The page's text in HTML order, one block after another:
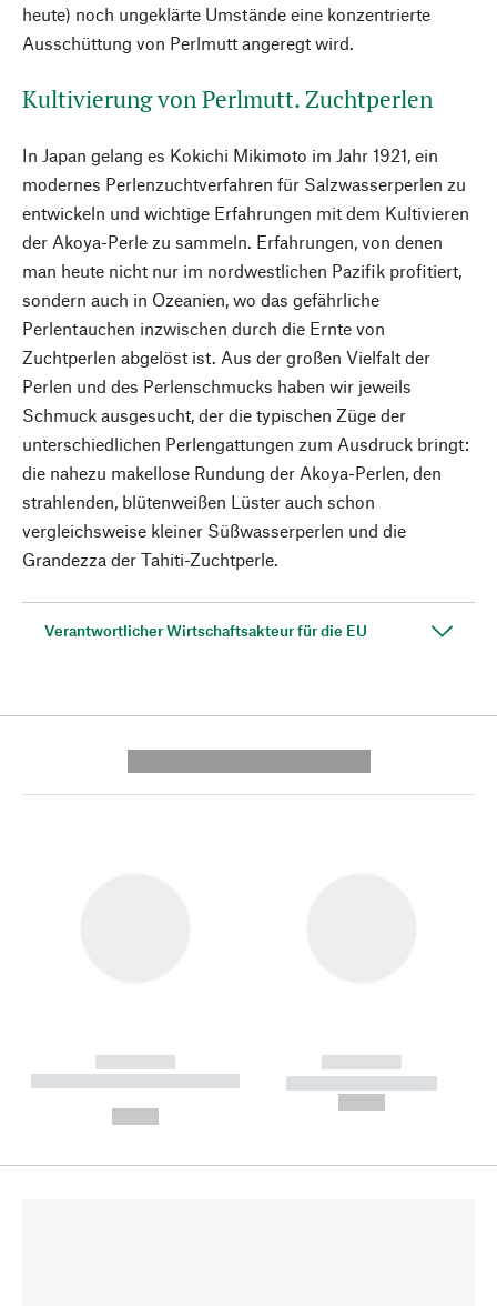
heute) noch ungeklärte Umstände eine konzentrierte
Ausschüttung von Perlmutt angeregt wird.
Kultivierung von Perlmutt. Zuchtperlen
In Japan gelang es Kokichi Mikimoto im Jahr 1921, ein
modernes Perlenzuchtverfahren für Salzwasserperlen zu
entwickeln und wichtige Erfahrungen mit dem Kultivieren
der Akoya-Perle zu sammeln. Erfahrungen, von denen
man heute nicht nur im nordwestlichen Pazifik profitiert,
sondern auch in Ozeanien, wo das gefährliche
Perlentauchen inzwischen durch die Ernte von
Zuchtperlen abgelöst ist. Aus der großen Vielfalt der
Perlen und des Perlenschmucks haben wir jeweils
Schmuck ausgesucht, der die typischen Züge der
unterschiedlichen Perlengattungen zum Ausdruck bringt:
die nahezu makellose Rundung der Akoya-Perlen, den
strahlenden, blütenweißen Lüster auch schon
vergleichsweise kleiner Süßwasserperlen und die
Grandezza der Tahiti-Zuchtperle.
Verantwortlicher Wirtschaftsakteur für die EU
------------
----------- ----------- --------
------------
----------- -----------